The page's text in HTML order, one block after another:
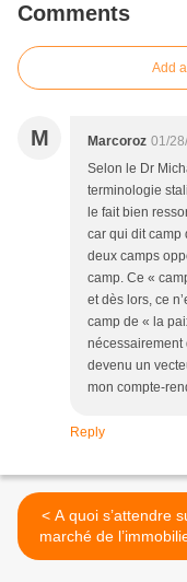
Comments
Add
M Marcoroz 01/
Selon le Dr
terminologie
le fait bien
car qui dit camp
deux camps
camp. Ce «
et dès lors, ce
camp de « la
nécessairement
devenu un
mon compte-
Reply
< A quoi s’attendre sur le
marché de
Israël? par Pierre